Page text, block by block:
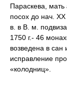
Параскева,
посох до нач.
в. в В. м.
1750 г.- 46
возведена в
исправление
«колодниц».